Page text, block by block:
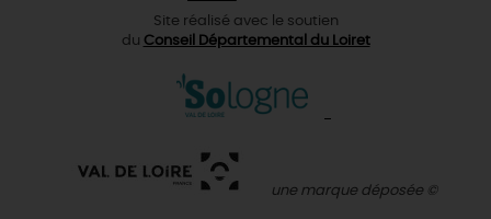
Site réalisé avec le soutien
du Conseil Départemental du Loiret
une marque déposée ©